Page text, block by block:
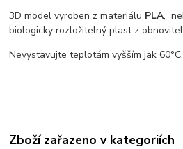
3D model vyroben z materiálu PLA,
biologicky rozložitelný plast z
Nevystavujte teplotám vyšším jak 60°C.
Zboží zařazeno v kategoriích